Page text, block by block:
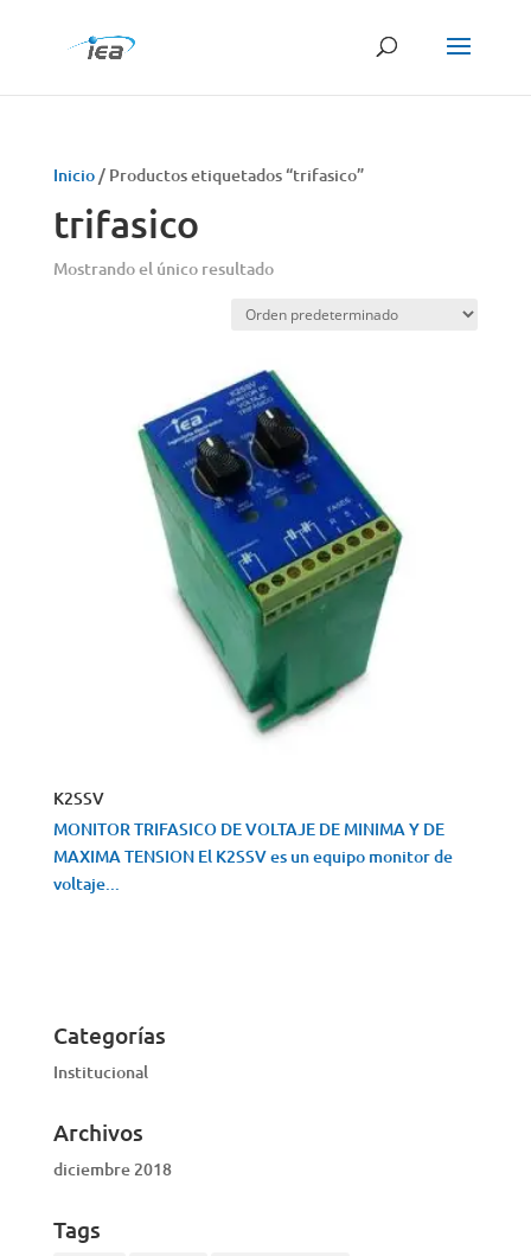
Inicio/ Productos etiquetados “trifasico”
trifasico
Mostrando el único resultado
K2SSV
MONITOR TRIFASICO DE VOLTAJE DE MINIMA Y DE
MAXIMA TENSION El K2SSV es un equipo monitor de
voltaje...
Categorías
Institucional
Archivos
diciembre 2018
Tags